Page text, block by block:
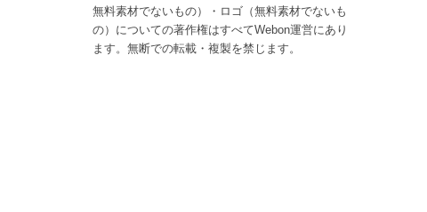
無料素材でないもの）・ロゴ（無料素材でないも
の）についての著作権はすべてWebon運営にあり
ます。無断での転載・複製を禁じます。